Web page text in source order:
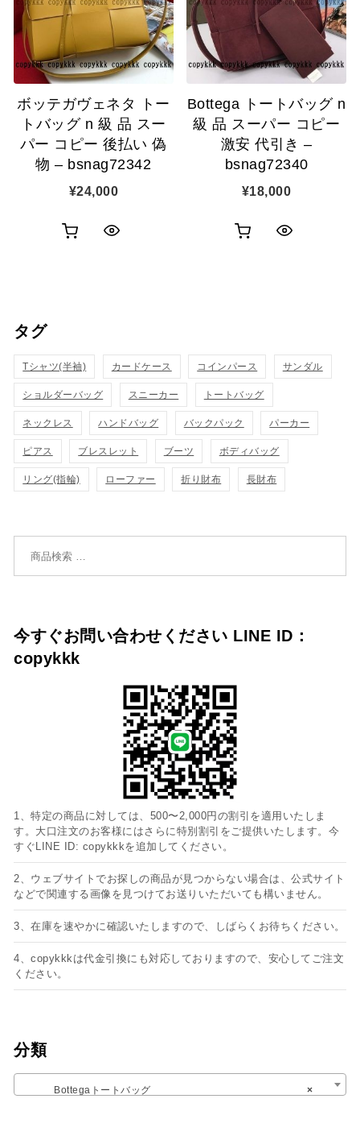
ボッテガヴェネタ トー
トバッグ n 級 品 スー
パー コピー 後払い 偽
物 – bsnag72342
¥24,000
Bottega トートバッグ n
級 品 スーパー コピー
激安 代引き –
bsnag72340
¥18,000
タグ
Tシャツ(半袖) カードケース コインパース サンダル
ショルダーバッグ スニーカー トートバッグ
ネックレス ハンドバッグ バックパック パーカー
ピアス ブレスレット ブーツ ボディバッグ
リング(指輪) ローファー 折り財布 長財布
今すぐお問い合わせください LINE ID：
copykkk
1、特定の商品に対しては、500〜2,000円の割引を適用いたしま
す。大口注文のお客様にはさらに特別割引をご提供いたします。今
すぐLINE ID: copykkkを追加してください。
2、ウェブサイトでお探しの商品が見つからない場合は、公式サイト
などで関連する画像を見つけてお送りいただいても構いません。
3、在庫を速やかに確認いたしますので、しばらくお待ちください。
4、copykkkは代金引換にも対応しておりますので、安心してご注文
ください。
分類
×
Bottegaトートバッグ